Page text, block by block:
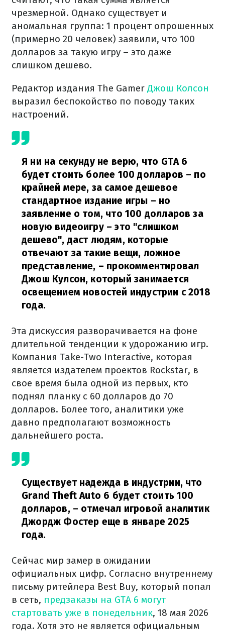
чрезмерной. Однако существует и
аномальная группа: 1 процент опрошенных
(примерно 20 человек) заявили, что 100
долларов за такую игру – это даже
слишком дешево.
Редактор издания The Gamer Джош Колсон
выразил беспокойство по поводу таких
настроений.
Я ни на секунду не верю, что GTA 6
будет стоить более 100 долларов – по
крайней мере, за самое дешевое
стандартное издание игры – но
заявление о том, что 100 долларов за
новую видеоигру – это "слишком
дешево", даст людям, которые
отвечают за такие вещи, ложное
представление, – прокомментировал
Джош Кулсон, который занимается
освещением новостей индустрии с 2018
года.
Эта дискуссия разворачивается на фоне
длительной тенденции к удорожанию игр.
Компания Take-Two Interactive, которая
является издателем проектов Rockstar, в
свое время была одной из первых, кто
поднял планку с 60 долларов до 70
долларов. Более того, аналитики уже
давно предполагают возможность
дальнейшего роста.
Существует надежда в индустрии, что
Grand Theft Auto 6 будет стоить 100
долларов, – отмечал игровой аналитик
Джордж Фостер еще в январе 2025
года.
Сейчас мир замер в ожидании
официальных цифр. Согласно внутреннему
письму ритейлера Best Buy, который попал
в сеть, предзаказы на GTA 6 могут
стартовать уже в понедельник, 18 мая 2026
года. Хотя это не является официальным